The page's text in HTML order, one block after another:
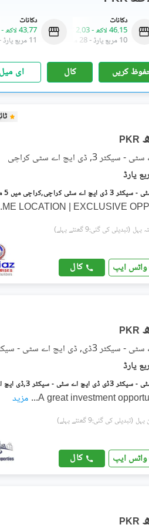
دکانات
43.77 لاکھ
-
11 مربع یارڈ
دکانات
46.15 لاکھ
-2.03 کروڑ
10 مربع یارڈ
-28 مربع یارڈ
کریں کال ای میل
PKR
3, ڈی ایچ اے سٹی کراچی
LOCATION | EXCLUSIVE
(تبدیلی کی گئی:9 گھنٹے پہلے)
واٹس ایپ کال
PKR
ڈی ایچ اے سٹی - سیکٹر 3
A great investment
... مزید
(تبدیلی کی گئی:9 گھنٹے پہلے)
واٹس ایپ کال
PKR